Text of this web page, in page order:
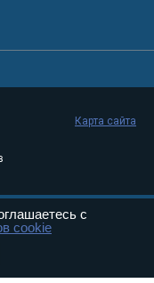
Карта сайта
с
cookie